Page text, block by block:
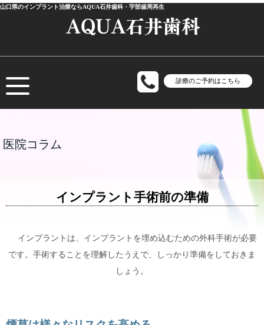
山口県のインプラント治療ならAQUA石井歯科・宇部歯周再生
診療のご予約はこちら
医院コラム
インプラント手術前の準備
インプラントは、インプラントを埋め込むための外科手術が必要
です。手術することを理解したうえで、しっかり準備をしておきま
しょう。